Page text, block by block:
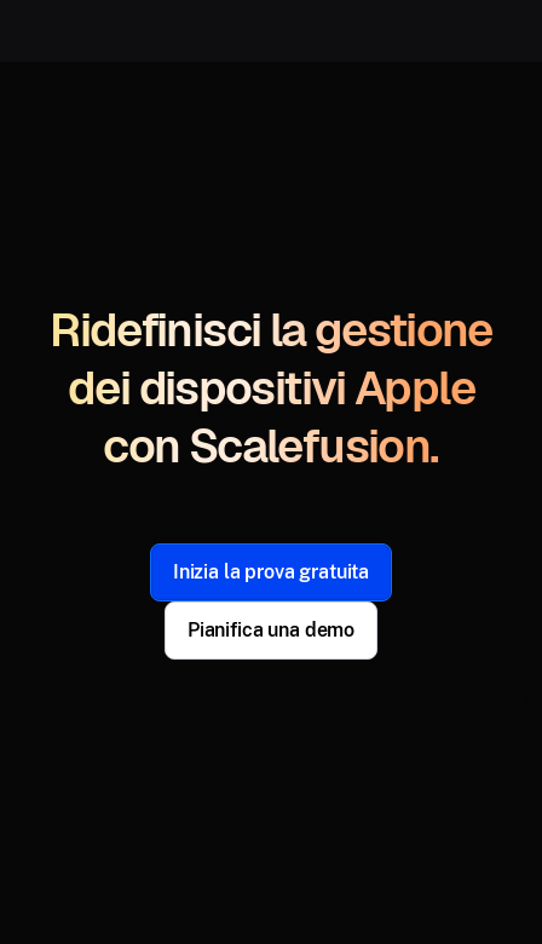
Ridefinisci la gestione
dei dispositivi Apple
con Scalefusion.
Inizia la prova gratuita
Pianifica una demo